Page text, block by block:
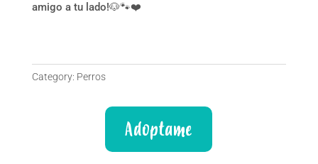
amigo a tu lado!🐶🐾❤️
Category: Perros
Adoptame